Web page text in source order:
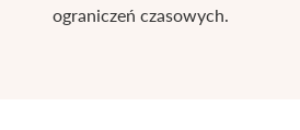
ograniczeń czasowych.